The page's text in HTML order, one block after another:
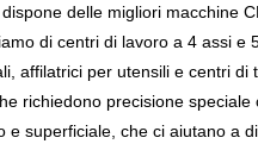
delle migliori macchine
di centri di lavoro a 4 assi
affilatrici per utensili e centri
richiedono precisione
e superficiale, che ci aiutano a